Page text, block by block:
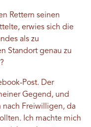
Rettern seinen
erwies sich die
als zu
Standort genau zu
Post. Der
Gegend, und
nach Freiwilligen, da
Ich machte mich